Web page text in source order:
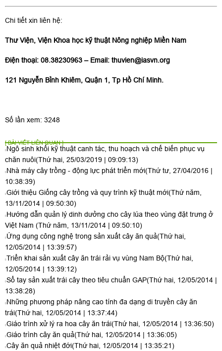
Chi tiết xin liên hệ:
Thư Viện, Viện Khoa học kỹ thuật Nông nghiệp Miền Nam
Điện thoại: 08.38230963 – Email: thuvien@iasvn.org
121 Nguyễn Bỉnh Khiêm, Quận 1, Tp Hồ Chí Minh.
Số lần xem: 3248
[ BÀI VIẾT LIÊN QUAN ]
Ngô sinh khối kỹ thuật canh tác, thu hoạch và chế biến phục vụ
chăn nuôi(Thứ hai, 25/03/2019 | 09:09:13)
Nhà máy cây trồng - động lực phát triển mới(Thứ tư, 27/04/2016 |
10:38:39)
Giới thiệu Giống cây trồng và quy trình kỹ thuật mới(Thứ năm,
13/11/2014 | 09:50:30)
Hướng dẫn quản lý dinh dưởng cho cây lúa theo vùng đặt trưng ở
Việt Nam (Thứ năm, 13/11/2014 | 09:50:10)
Ứng dụng công nghệ trong sản xuất cây ăn quả(Thứ hai,
12/05/2014 | 13:39:57)
Triển khai sản xuất cây ăn trái rải vụ vùng Nam Bộ(Thứ hai,
12/05/2014 | 13:39:12)
Sổ tay sản xuất trái cây theo tiêu chuẩn GAP(Thứ hai, 12/05/2014 |
13:38:28)
Những phương pháp nâng cao tính đa dạng di truyền cây ăn
trái(Thứ hai, 12/05/2014 | 13:37:44)
Giáo trình xử lý ra hoa cây ăn trái(Thứ hai, 12/05/2014 | 13:36:50)
Giáo trình cây ăn quả(Thứ hai, 12/05/2014 | 13:36:05)
Cây ăn quả nhiệt đới(Thứ hai, 12/05/2014 | 13:35:21)